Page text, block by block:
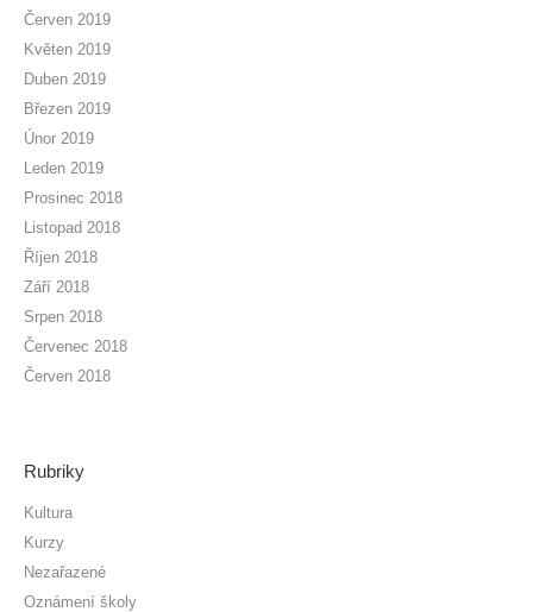
Červen 2019
Květen 2019
Duben 2019
Březen 2019
Únor 2019
Leden 2019
Prosinec 2018
Listopad 2018
Říjen 2018
Září 2018
Srpen 2018
Červenec 2018
Červen 2018
Rubriky
Kultura
Kurzy
Nezařazené
Oznámení školy